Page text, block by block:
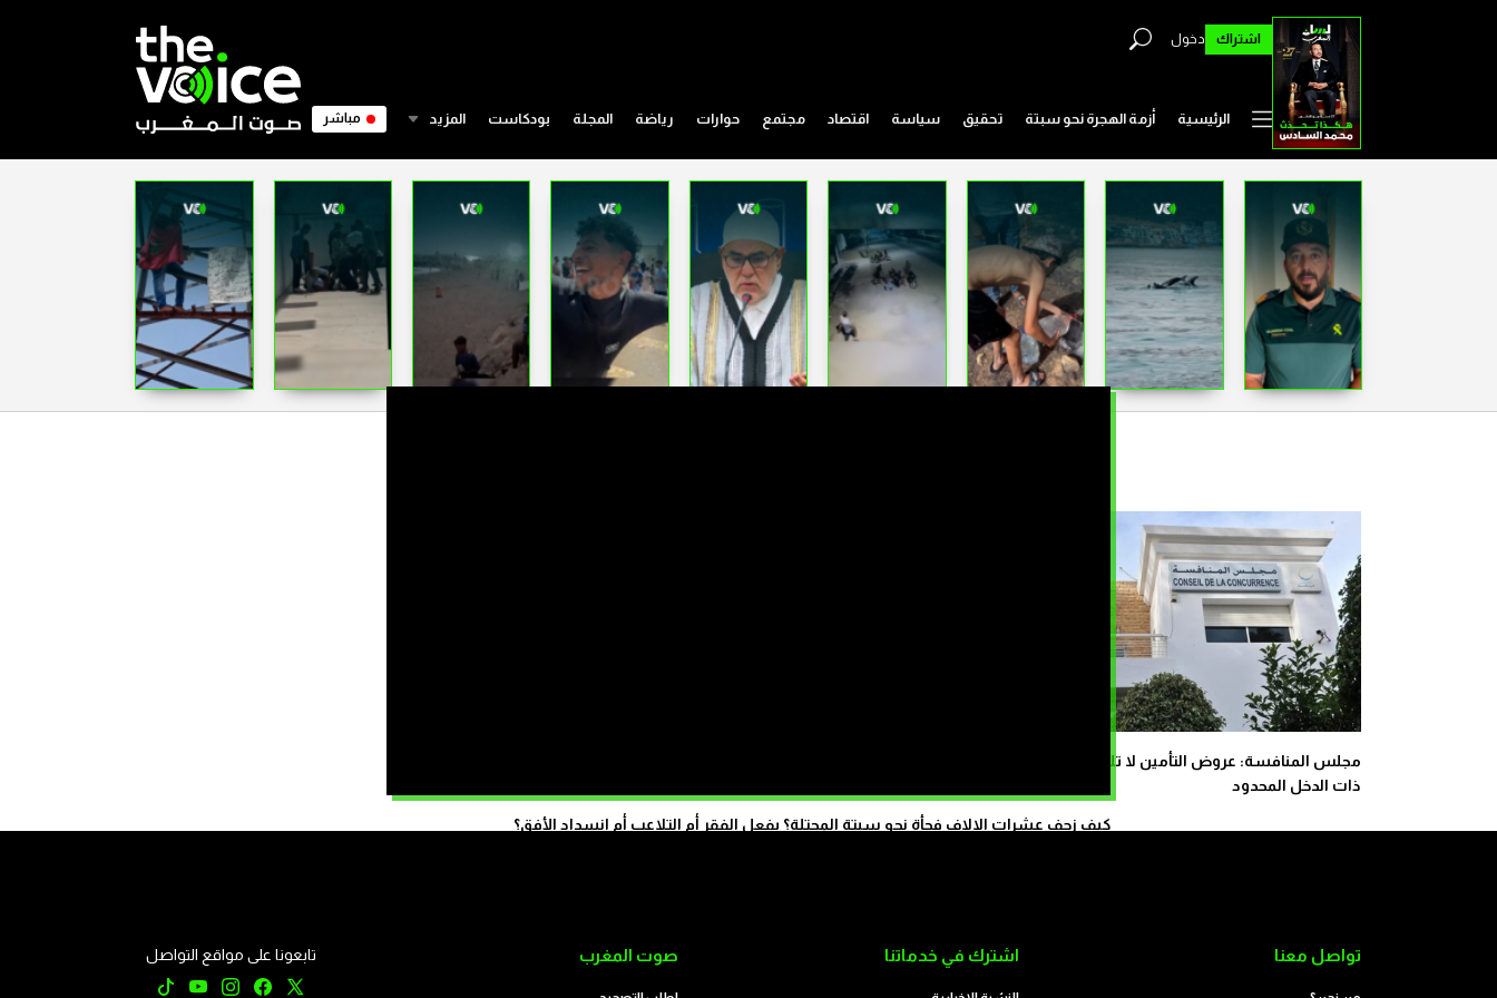
اشتراك دخول
الرئيسية أزمة الهجرة نحو سبتة تحقيق سياسة اقتصاد مجتمع حوارات رياضة المجلة بودكاست المزيد مباشر
كيف زحف عشرات الالاف فجأة نحو سبتة المحتلة؟ بفعل الفقر أم التلاعب أم انسداد الأفق؟
مجلس المنافسة: عروض التأمين لا تلبي حاجيات الفئات
ذات الدخل المحدود
تواصل معنا اشترك في خدماتنا صوت المغرب تابعونا على مواقع التواصل